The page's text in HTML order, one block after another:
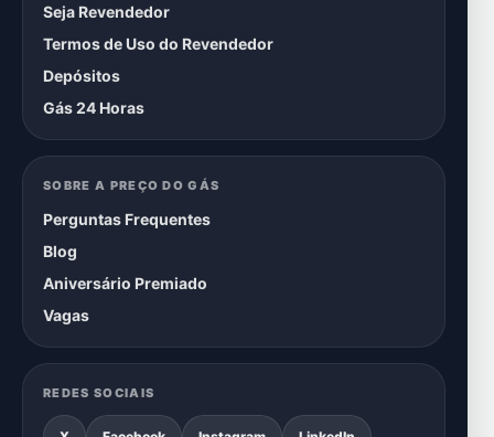
Seja Revendedor
Termos de Uso do Revendedor
Depósitos
Gás 24 Horas
SOBRE A PREÇO DO GÁS
Perguntas Frequentes
Blog
Aniversário Premiado
Vagas
REDES SOCIAIS